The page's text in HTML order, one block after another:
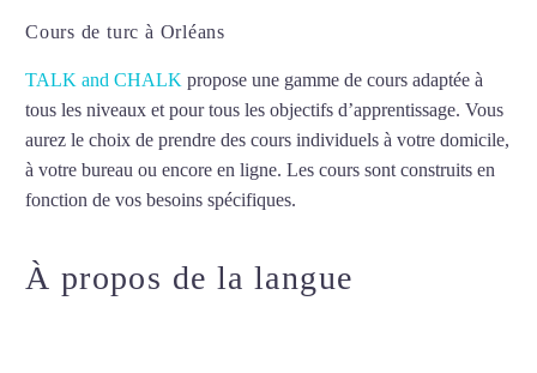
Cours de turc à Orléans
TALK and CHALK propose une gamme de cours adaptée à
tous les niveaux et pour tous les objectifs d’apprentissage. Vous
aurez le choix de prendre des cours individuels à votre domicile,
à votre bureau ou encore en ligne. Les cours sont construits en
fonction de vos besoins spécifiques.
À propos de la langue